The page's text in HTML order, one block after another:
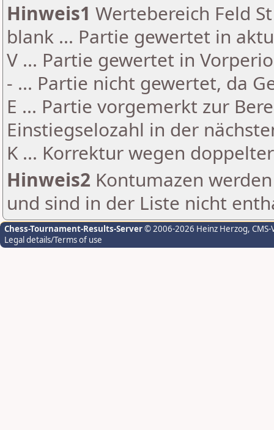
Hinweis1 Wertebereich Feld
blank ... Partie gewertet in
V ... Partie gewertet in
- ... Partie nicht gewertet, da
E ... Partie vorgemerkt zur
Einstiegselozahl in der
K ... Korrektur wegen
Hinweis2 Kontumazen
und sind in der Liste nicht
Chess-Tournament-Results-Server© 2006-2026 Heinz Herzog,
Legal details/Terms of use